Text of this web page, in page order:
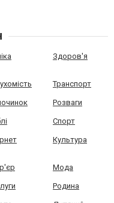
Здоров'я
Транспорт
Розваги
Спорт
Культура
Мода
Родина